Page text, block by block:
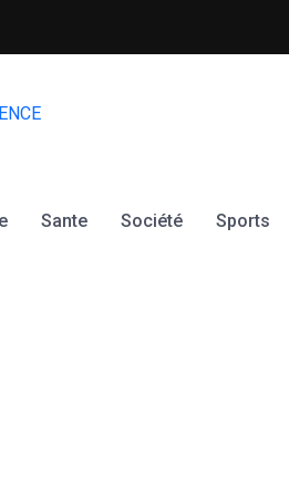
Vers un
Sante Société Sports